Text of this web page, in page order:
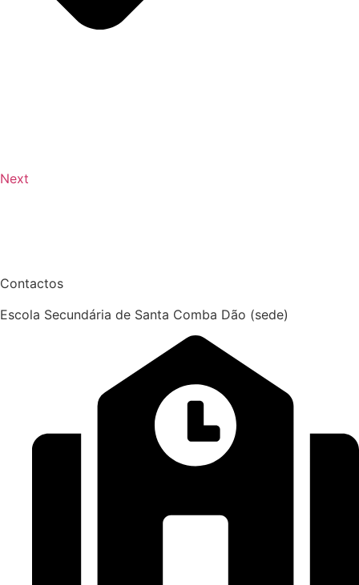
Next
Contactos
Escola Secundária de Santa Comba Dão (sede)